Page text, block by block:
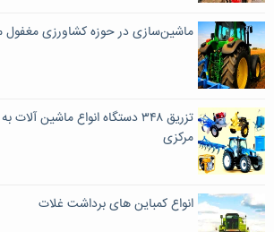
ماشین‌سازی در حوزه کشاورزی مغفول
تزریق ۳۴۸ دستگاه انواع ماشین
مرکزی
انواع کمباین های برداشت غلات